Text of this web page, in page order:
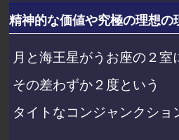
精神的な価値や究極の理想の
月と海王星がうお座の２室
その差わずか２度という
タイトなコンジャンクショ